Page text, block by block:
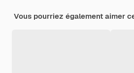
Vous pourriez également aimer